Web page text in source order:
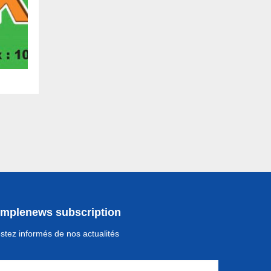
subscription
informés de nos actualités